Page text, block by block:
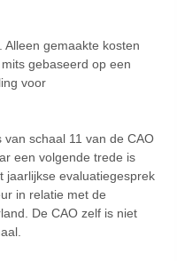
gemaakte kosten
gebaseerd op een
voor
schaal 11 van de CAO
een volgende trede is
jaarlijkse evaluatiegesprek
in relatie met de
De CAO zelf is niet